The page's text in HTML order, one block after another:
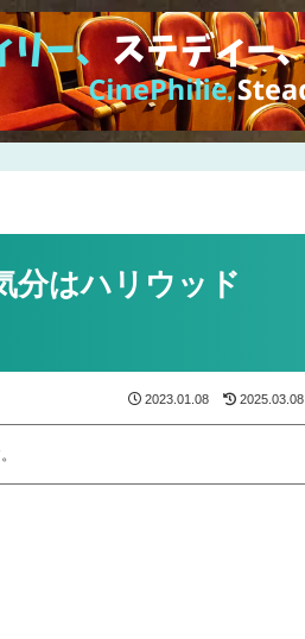
分はハリウッド
2023.01.08 2025.03.08